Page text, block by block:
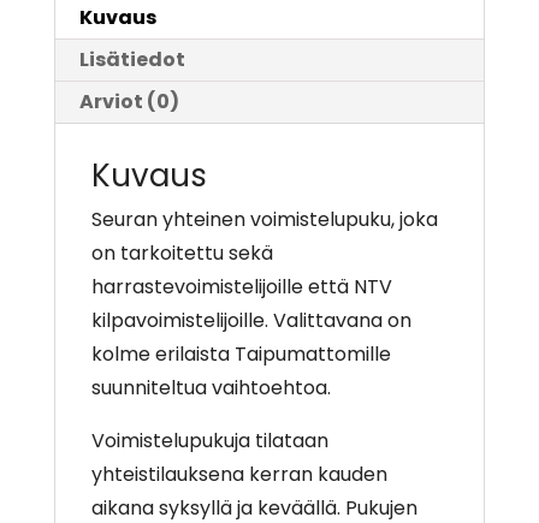
34-
määrä
Kuvaus
Lisätiedot
Arviot (0)
Kuvaus
Seuran yhteinen voimistelupuku, joka
on tarkoitettu sekä
harrastevoimistelijoille että NTV
kilpavoimistelijoille. Valittavana on
kolme erilaista Taipumattomille
suunniteltua vaihtoehtoa.
Voimistelupukuja tilataan
yhteistilauksena kerran kauden
aikana syksyllä ja keväällä. Pukujen